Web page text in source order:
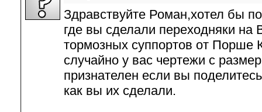
Здравствуйте Роман,хотел бы
где вы сделали переходняки на
тормозных суппортов от Порше
случайно у вас чертежи с
признателен если вы
как вы их сделали.